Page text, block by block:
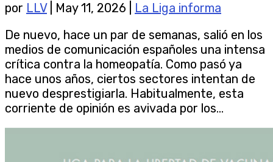
por LLV| May 11, 2026
La Liga informa
De nuevo, hace un par de semanas, salió en los
medios de comunicación españoles una intensa
crítica contra la homeopatía. Como pasó ya
hace unos años, ciertos sectores intentan de
nuevo desprestigiarla. Habitualmente, esta
corriente de opinión es avivada por los...